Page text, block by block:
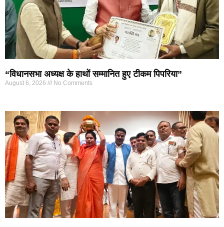
“विधानसभा अध्यक्ष के हाथों सम्मानित हुए टीकम पिपरिया”
August 6, 2026 No Comments